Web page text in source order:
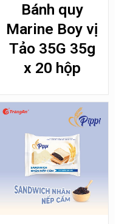
Bánh quy
Marine Boy vị
Tảo 35G 35g
x 20 hộp